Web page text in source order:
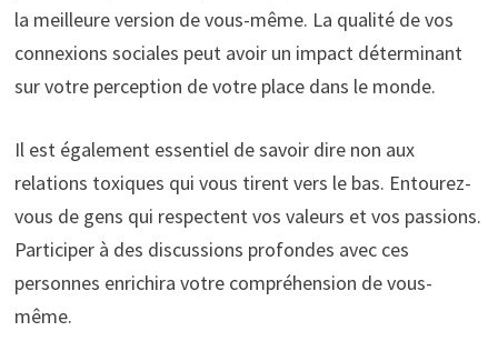
la meilleure version de vous-même. La qualité de vos
connexions sociales peut avoir un impact déterminant
sur votre perception de votre place dans le monde.
Il est également essentiel de savoir dire non aux
relations toxiques qui vous tirent vers le bas. Entourez-
vous de gens qui respectent vos valeurs et vos passions.
Participer à des discussions profondes avec ces
personnes enrichira votre compréhension de vous-
même.